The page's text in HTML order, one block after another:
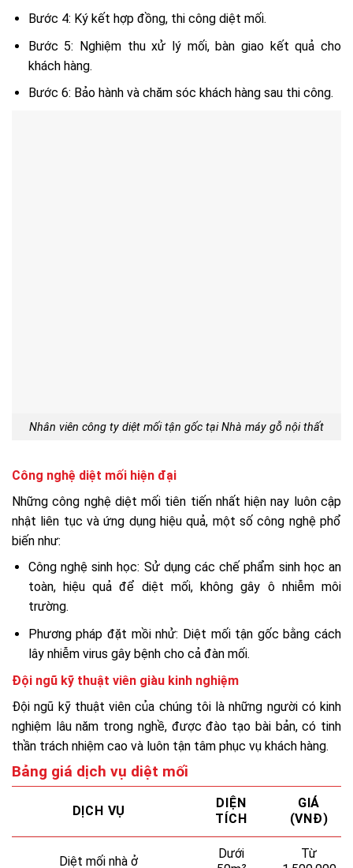
Bước 4: Ký kết hợp đồng, thi công diệt mối.
Bước 5: Nghiệm thu xử lý mối, bàn giao kết quả cho
khách hàng.
Bước 6: Bảo hành và chăm sóc khách hàng sau thi công.
Nhân viên công ty diệt mối tận gốc tại Nhà máy gỗ nội thất
Công nghệ diệt mối hiện đại
Những công nghệ diệt mối tiên tiến nhất hiện nay luôn cập
nhật liên tục và ứng dụng hiệu quả, một số công nghệ phổ
biến như:
Công nghệ sinh học: Sử dụng các chế phẩm sinh học an
toàn, hiệu quả để diệt mối, không gây ô nhiễm môi
trường.
Phương pháp đặt mồi nhử: Diệt mối tận gốc bằng cách
lây nhiễm virus gây bệnh cho cả đàn mối.
Đội ngũ kỹ thuật viên giàu kinh nghiệm
Đội ngũ kỹ thuật viên của chúng tôi là những người có kinh
nghiệm lâu năm trong nghề, được đào tạo bài bản, có tinh
thần trách nhiệm cao và luôn tận tâm phục vụ khách hàng.
Bảng giá dịch vụ diệt mối
DỊCH VỤ
DIỆN
TÍCH
GIÁ
(VNĐ)
Diệt mối nhà ở
Dưới
Từ